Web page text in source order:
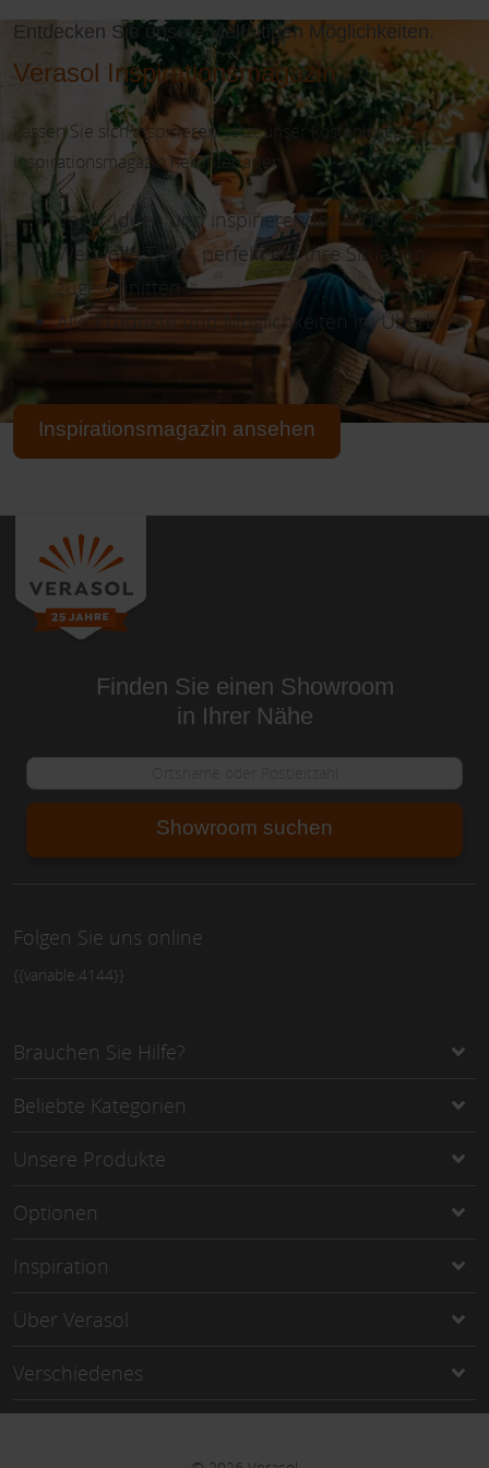
Entdecken Sie unsere vielfältigen Möglichkeiten.
Verasol Inspirationsmagazin
Lassen Sie sich inspirieren! Jetzt unser kostenloses
Inspirationsmagazin herunterladen!
Voller Ideen und inspirierender Bilder
Wertvolle Tipps, perfekt auf Ihre Situation
zugeschnitten
Alle Produkte und Möglichkeiten im Überblick
Inspirationsmagazin ansehen
Finden Sie einen Showroom
in Ihrer Nähe
Showroom suchen
Folgen Sie uns online
{{variable:4144}}
Brauchen Sie Hilfe?
Beliebte Kategorien
Unsere Produkte
Optionen
Inspiration
Über Verasol
Verschiedenes